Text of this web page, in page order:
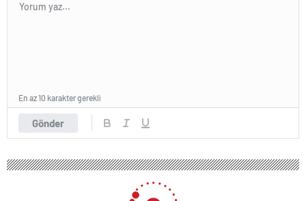
Gönder
En az 10 karakter gerekli